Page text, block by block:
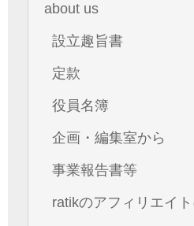
about us
設立趣旨書
定款
役員名簿
企画・編集室から
事業報告書等
ratikのアフィリエイ